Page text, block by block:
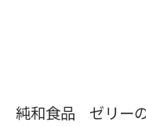
純和食品 ゼリー